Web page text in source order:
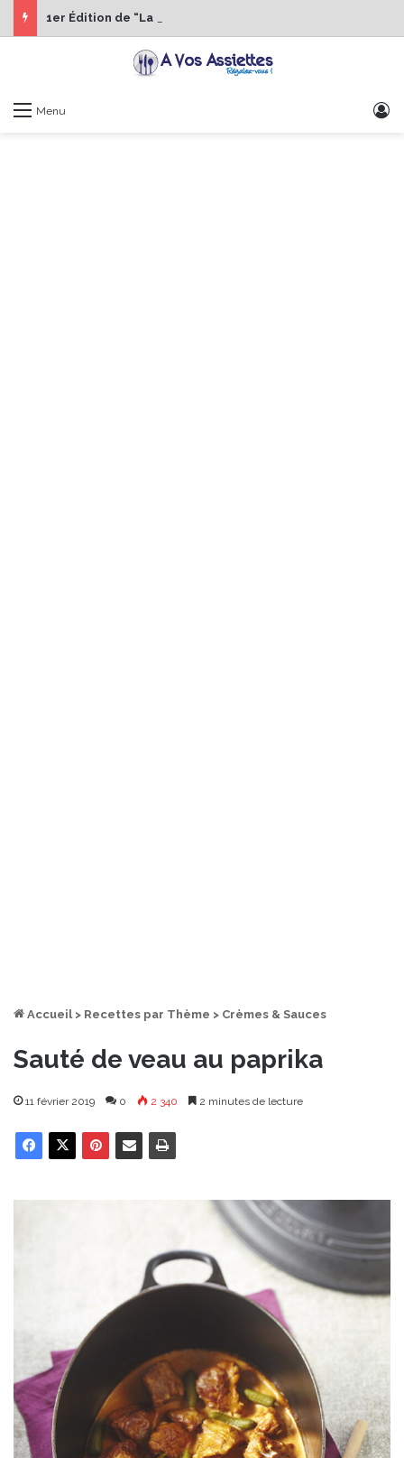
Menu
Accueil > Recettes par Thème > Crèmes & Sauces
Sauté de veau au paprika
11 février 2019 0 2 340 2 minutes de lecture